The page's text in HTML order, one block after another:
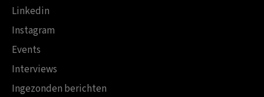
Linkedin
Instagram
Events
Interviews
Ingezonden berichten